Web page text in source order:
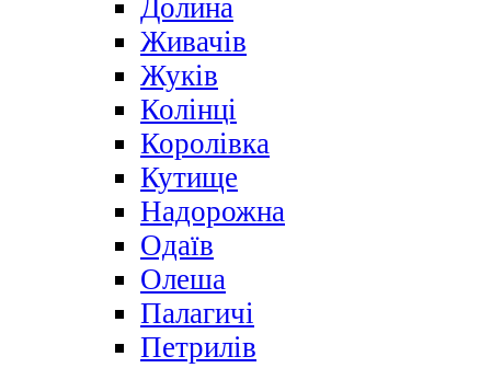
Долина
Живачів
Жуків
Колінці
Королівка
Кутище
Надорожна
Одаїв
Олеша
Палагичі
Петрилів